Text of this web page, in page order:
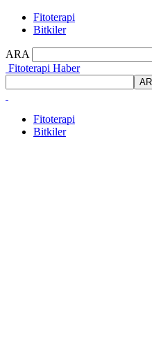
Fitoterapi
Bitkiler
ARA
Fitoterapi Haber
Fitoterapi
Bitkiler